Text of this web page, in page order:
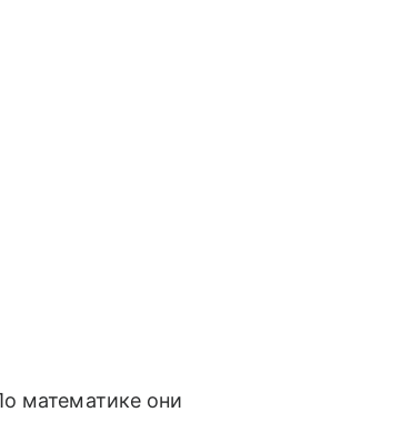
математике они